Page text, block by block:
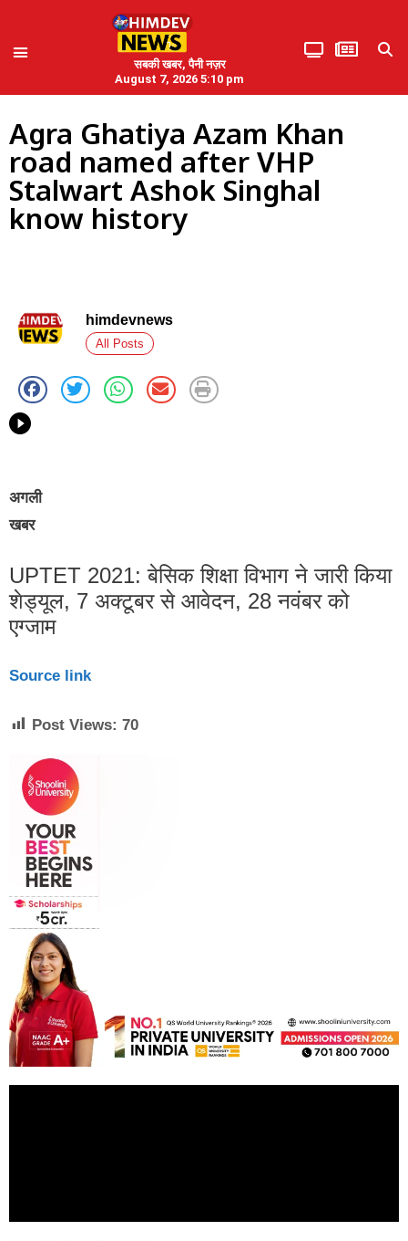
सबकी खबर, पैनी नज़र
August 7, 2026 5:10 pm
Agra Ghatiya Azam Khan
road named after VHP
Stalwart Ashok Singhal
know history
himdevnews
All Posts
अगली
खबर
UPTET 2021: बेसिक शिक्षा विभाग ने जारी किया
शेड्यूल, 7 अक्टूबर से आवेदन, 28 नवंबर को
एग्जाम
Source link
Post Views: 70